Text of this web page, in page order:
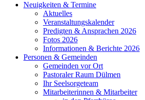
Neuigkeiten & Termine
Aktuelles
Veranstaltungskalender
Predigten & Ansprachen 2026
Fotos 2026
Informationen & Berichte 2026
Personen & Gemeinden
Gemeinden vor Ort
Pastoraler Raum Dülmen
Ihr Seelsorgeteam
Mitarbeiterinnen & Mitarbeiter